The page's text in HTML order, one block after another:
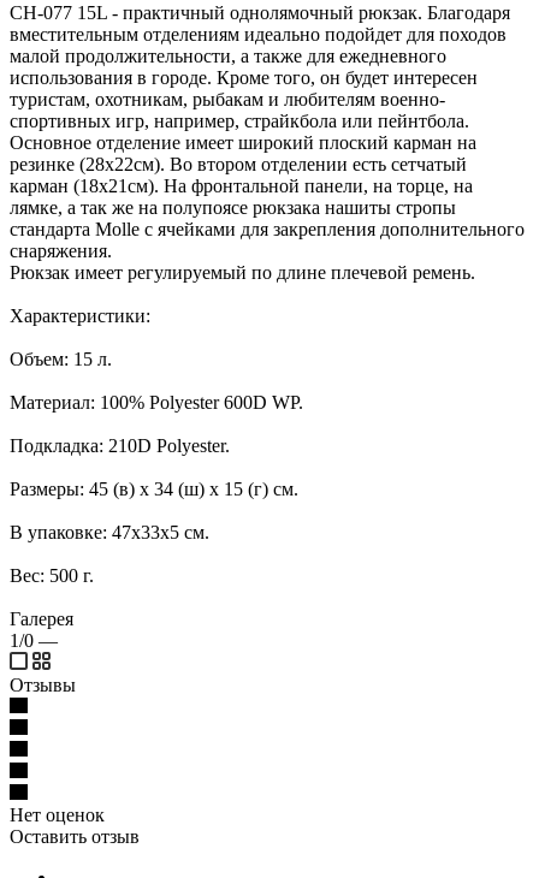
CH-077 15L - практичный однолямочный рюкзак. Благодаря
вместительным отделениям идеально подойдет для походов
малой продолжительности, а также для ежедневного
использования в городе. Кроме того, он будет интересен
туристам, охотникам, рыбакам и любителям военно-
спортивных игр, например, страйкбола или пейнтбола.
Основное отделение имеет широкий плоский карман на
резинке (28х22см). Во втором отделении есть сетчатый
карман (18х21см). На фронтальной панели, на торце, на
лямке, а так же на полупоясе рюкзака нашиты стропы
стандарта Molle с ячейками для закрепления дополнительного
снаряжения.
Рюкзак имеет регулируемый по длине плечевой ремень.
Характеристики:
Объем: 15 л.
Материал: 100% Polyester 600D WP.
Подкладка: 210D Polyester.
Размеры: 45 (в) х 34 (ш) х 15 (г) см.
В упаковке: 47х33х5 см.
Вес: 500 г.
Галерея
1/0 —
Отзывы
Нет оценок
Оставить отзыв